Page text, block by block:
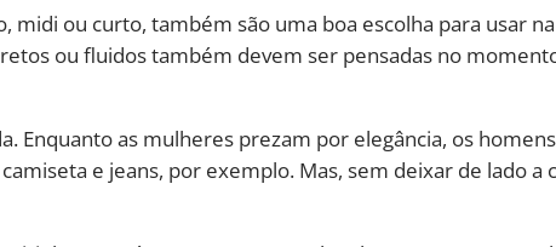
midi ou curto, também são uma boa escolha para usar na
ou fluidos também devem ser pensadas no
Enquanto as mulheres prezam por elegância, os homens
e jeans, por exemplo. Mas, sem deixar de lado a